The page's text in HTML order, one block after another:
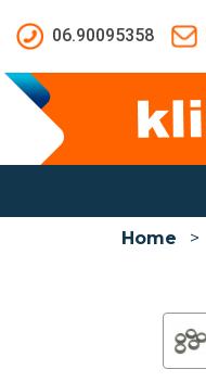
06.90095358
Home >